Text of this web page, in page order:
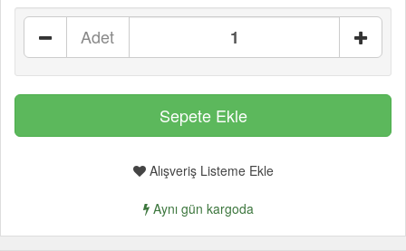
Adet
Alışveriş Listeme Ekle
Aynı gün kargoda